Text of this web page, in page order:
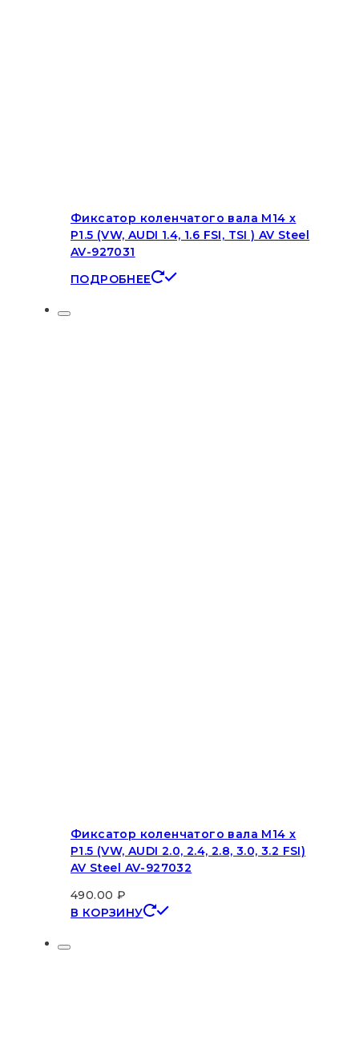
Фиксатор коленчатого вала M14 x
P1.5 (VW, AUDI 1.4, 1.6 FSI, TSI ) AV Steel
AV-927031
ПОДРОБНЕЕ
Фиксатор коленчатого вала M14 x
P1.5 (VW, AUDI 2.0, 2.4, 2.8, 3.0, 3.2 FSI)
AV Steel AV-927032
490.00 ₽
В КОРЗИНУ